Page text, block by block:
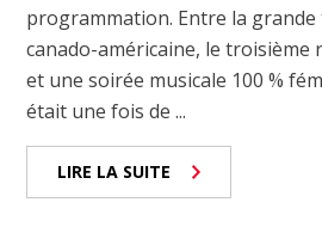
programmation. Entre la grande
canado-américaine, le troisième
et une soirée musicale 100 %
était une fois de ...
LIRE LA SUITE